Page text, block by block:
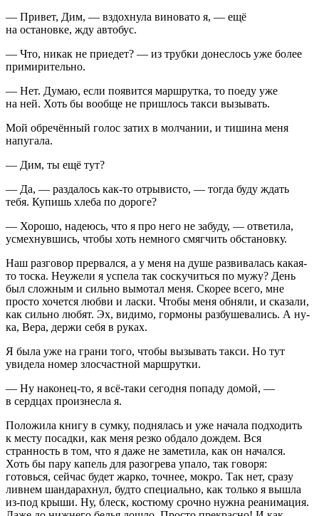
— Привет, Дим, — вздохнула виновато я, — ещё
на остановке, жду автобус.
— Что, никак не приедет? — из трубки донеслось уже более
примирительно.
— Нет. Думаю, если появится маршрутка, то поеду уже
на ней. Хоть бы вообще не пришлось такси вызывать.
Мой обречённый голос затих в молчании, и тишина меня
напугала.
— Дим, ты ещё тут?
— Да, — раздалось как-то отрывисто, — тогда буду ждать
тебя. Купишь хлеба по дороге?
— Хорошо, надеюсь, что я про него не забуду, — ответила,
усмехнувшись, чтобы хоть немного смягчить обстановку.
Наш разговор прервался, а у меня на душе развивалась какая-
то тоска. Неужели я успела так соскучиться по мужу? День
был сложным и сильно вымотал меня. Скорее всего, мне
просто хочется любви и ласки. Чтобы меня обняли, и сказали,
как сильно любят. Эх, видимо, гормоны разбушевались. А ну-
ка, Вера, держи себя в руках.
Я была уже на грани того, чтобы вызывать такси. Но тут
увидела номер злосчастной маршрутки.
— Ну наконец-то, я всё-таки сегодня попаду домой, —
в сердцах произнесла я.
Положила книгу в сумку, поднялась и уже начала подходить
к месту посадки, как меня резко обдало дождем. Вся
странность в том, что я даже не заметила, как он начался.
Хоть бы пару капель для разогрева упало, так говоря:
готовься, сейчас будет жарко, точнее, мокро. Так нет, сразу
ливнем шандарахнул, будто специально, как только я вышла
из-под крыши. Ну, блеск, костюму срочно нужна реанимация.